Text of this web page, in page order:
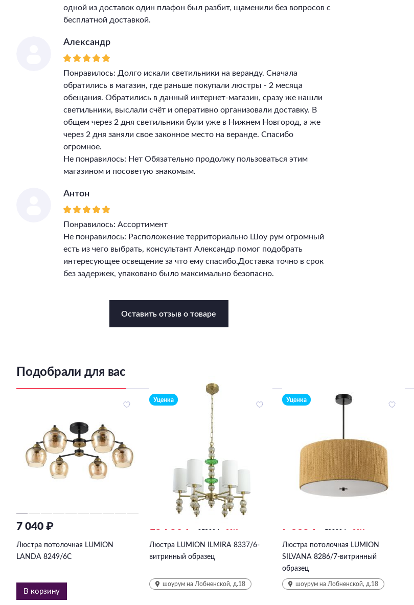
одной из доставок один плафон был разбит, щаменили без вопросов с
бесплатной доставкой.
Александр
Понравилось: Долго искали светильники на веранду. Сначала
обратились в магазин, где раньше покупали люстры - 2 месяца
обещания. Обратились в данный интернет-магазин, сразу же нашли
светильники, выслали счёт и оперативно организовали доставку. В
общем через 2 дня светильники були уже в Нижнем Новгород, а же
через 2 дня заняли свое законное место на веранде. Спасибо
огромное.
Не понравилось: Нет Обязательно продолжу пользоваться этим
магазином и посоветую знакомым.
Антон
Понравилось: Ассортимент
Не понравилось: Расположение территориально Шоу рум огромный
есть из чего выбрать, консультант Александр помог подобрать
интересующее освещение за что ему спасибо.Доставка точно в срок
без задержек, упаковано было максимально безопасно.
Оставить отзыв о товаре
Подобрали для вас
7 040 ₽
Люстра потолочная LUMION
LANDA 8249/6C
В корзину
Уценка
Люстра LUMION ILMIRA 8337/6-
витринный образец
шоурум на Лобненской, д.18
Уценка
Люстра потолочная LUMION
SILVANA 8286/7-витринный
образец
шоурум на Лобненской, д.18